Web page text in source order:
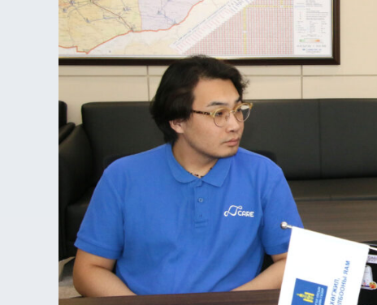
төв
Цахиурын
хөндийг
зорино